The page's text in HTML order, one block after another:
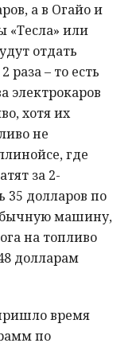
а в Огайо и
«Тесла» или
отдать
– то есть
электрокаров
хотя их
не
где
за 2-
долларов по
машину,
на топливо
долларам
время
по